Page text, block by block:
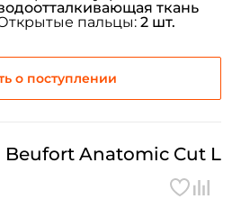
о поступлении
ткань
пальцы: 2 шт.
Beufort Anatomic Cut L